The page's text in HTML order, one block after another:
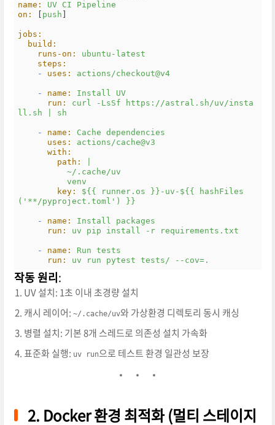
name:
UV CI
Pipeline
on:
push
jobs:
build:
runs-on:
ubuntu-latest
steps:
-
uses: actions/checkout@v4
- name: Install
UV
run:
curl -LsSf
https://astral.sh/uv/insta
ll.sh
sh
- name: Cache
dependencies
uses:
actions/cache@v3
with:
path:
          ~/.cache/uv
key:
${{ runner.os }}-uv-${{
hashFiles
('**/pyproject.toml')
}}
- name: Install
packages
run:
uv pip install -r requirements.txt
- name: Run
tests
run:
uv run pytest tests/ --cov=.
작동 원리:
UV 설치: 1초 이내 초경량 설치
캐시 레이어: ~/.cache/uv와 가상환경 디렉토리 동시 캐싱
병렬 설치: 기본 8개 스레드로 의존성 설치 가속화
표준화 실행: uv run으로 테스트 환경 일관성 보장
2. Docker 환경 최적화 (멀티 스테이지